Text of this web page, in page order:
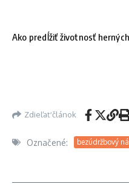
Ako predĺžiť životnosť
Zdieľať článok
Označené: bezúdržbový